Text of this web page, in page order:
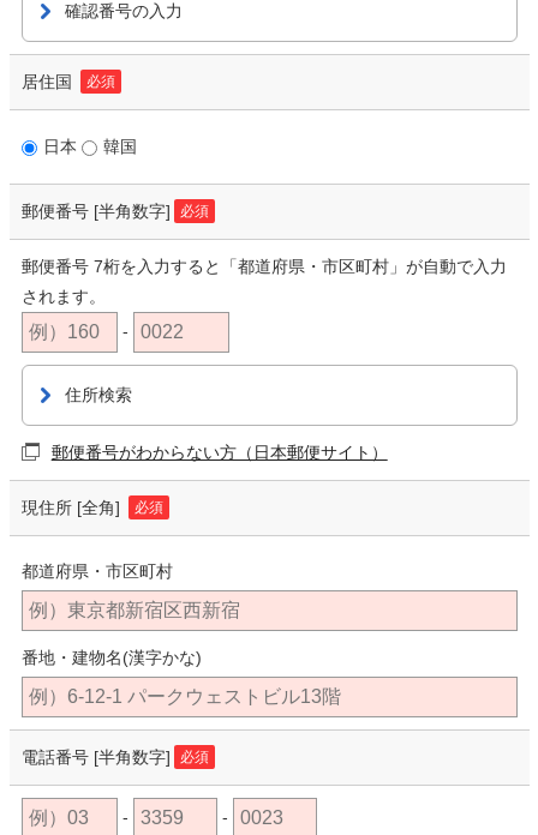
確認番号の入力
居住国 必須
日本 韓国
郵便番号[半角数字] 必須
郵便番号 7桁を入力すると「都道府県・市区町村」が自動で入力
されます。
-
住所検索
郵便番号がわからない方（日本郵便サイト）
現住所 [全角] 必須
都道府県・市区町村
番地・建物名(漢字かな)
電話番号[半角数字] 必須
- -